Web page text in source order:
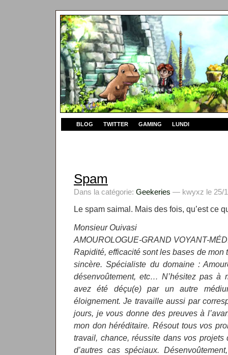
BLOG TWITTER GAMING LUNDI
Spam
Dans la catégorie: Geekeries — kwyxz le 25/
Le spam saimal. Mais des fois, qu’est ce
Monsieur Ouivasi
AMOUROLOGUE-GRAND VOYANT-
Rapidité, efficacité sont les bases de mon
sincère. Spécialiste du domaine :
désenvoûtement, etc… N’hésitez pas à
avez été déçu(e) par un autre
éloignement. Je travaille aussi par
jours, je vous donne des preuves à
mon don héréditaire. Résout tous vos
travail, chance, réussite dans vos projets
d’autres cas spéciaux.